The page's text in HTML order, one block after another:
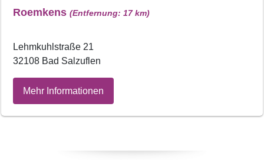
Roemkens (Entfernung: 17 km)
Lehmkuhlstraße 21
32108 Bad Salzuflen
Mehr Informationen